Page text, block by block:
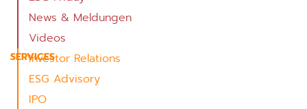
News & Meldungen
Videos
SERVICES
Investor Relations
ESG Advisory
IPO